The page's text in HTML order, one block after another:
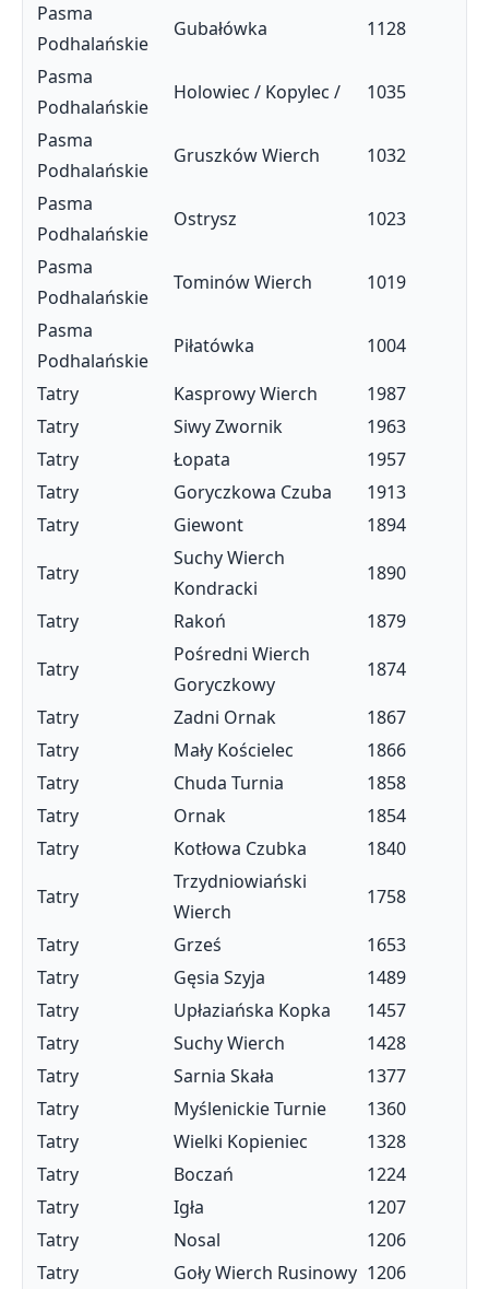
Pasma
Podhalańskie
Gubałówka
1128
Pasma
Podhalańskie
Holowiec / Kopylec /
1035
Pasma
Podhalańskie
Gruszków Wierch
1032
Pasma
Podhalańskie
Ostrysz
1023
Pasma
Podhalańskie
Tominów Wierch
1019
Pasma
Podhalańskie
Piłatówka
1004
Tatry
Kasprowy Wierch
1987
Tatry
Siwy Zwornik
1963
Tatry
Łopata
1957
Tatry
Goryczkowa Czuba
1913
Tatry
Giewont
1894
Tatry
Suchy Wierch
Kondracki
1890
Tatry
Rakoń
1879
Tatry
Pośredni Wierch
Goryczkowy
1874
Tatry
Zadni Ornak
1867
Tatry
Mały Kościelec
1866
Tatry
Chuda Turnia
1858
Tatry
Ornak
1854
Tatry
Kotłowa Czubka
1840
Tatry
Trzydniowiański
Wierch
1758
Tatry
Grześ
1653
Tatry
Gęsia Szyja
1489
Tatry
Upłaziańska Kopka
1457
Tatry
Suchy Wierch
1428
Tatry
Sarnia Skała
1377
Tatry
Myślenickie Turnie
1360
Tatry
Wielki Kopieniec
1328
Tatry
Boczań
1224
Tatry
Igła
1207
Tatry
Nosal
1206
Tatry
Goły Wierch Rusinowy 1206